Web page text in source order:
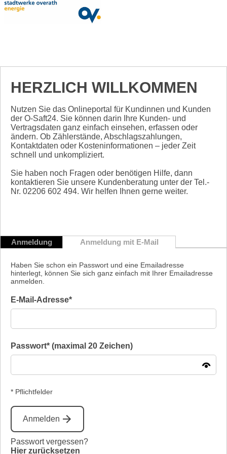
Anmeldung Anmeldung mit E-Mail
Haben Sie schon ein Passwort und eine Emailadresse
hinterlegt, können Sie sich ganz einfach mit Ihrer Emailadresse
anmelden.
E-Mail-Adresse*
Passwort* (maximal 20 Zeichen)
* Pflichtfelder
Anmelden
Passwort vergessen?
Hier zurücksetzen
HERZLICH WILLKOMMEN
Nutzen Sie das Onlineportal für Kundinnen und Kunden
der O-Saft24. Sie können darin Ihre Kunden- und
Vertragsdaten ganz einfach einsehen, erfassen oder
ändern. Ob Zählerstände, Abschlagszahlungen,
Kontaktdaten oder Kosteninformationen – jeder Zeit
schnell und unkompliziert.
Sie haben noch Fragen oder benötigen Hilfe, dann
kontaktieren Sie unsere Kundenberatung unter der Tel.-
Nr. 02206 602 494. Wir helfen Ihnen gerne weiter.